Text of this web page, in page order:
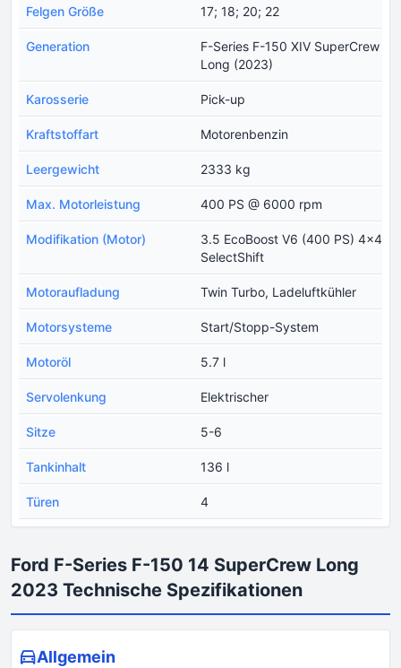
Felgen Größe 17; 18; 20; 22
Generation
F-Series F-150 XIV SuperCrew
Long (2023)
Karosserie Pick-up
Kraftstoffart Motorenbenzin
Leergewicht 2333 kg
Max. Motorleistung 400 PS @ 6000 rpm
Modifikation (Motor)
3.5 EcoBoost V6 (400 PS) 4x4
SelectShift
Motoraufladung Twin Turbo, Ladeluftkühler
Motorsysteme Start/Stopp-System
Motoröl 5.7 l
Servolenkung Elektrischer
Sitze 5-6
Tankinhalt 136 l
Türen 4
Ford F-Series F-150 14 SuperCrew Long
2023 Technische Spezifikationen
Allgemein